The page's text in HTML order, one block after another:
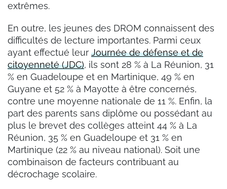
extrêmes.
En outre, les jeunes des DROM connaissent des
difficultés de lecture importantes. Parmi ceux
ayant effectué leur Journée de défense et de
citoyenneté (JDC), ils sont 28 % à La Réunion, 31
% en Guadeloupe et en Martinique, 49 % en
Guyane et 52 % à Mayotte à être concernés,
contre une moyenne nationale de 11 %. Enfin, la
part des parents sans diplôme ou possédant au
plus le brevet des collèges atteint 44 % à La
Réunion, 35 % en Guadeloupe et 31 % en
Martinique (22 % au niveau national). Soit une
combinaison de facteurs contribuant au
décrochage scolaire.